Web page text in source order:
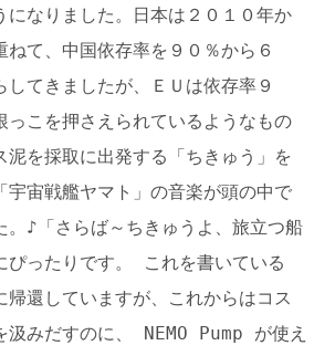
になりました。日本は２０１０年か
ねて、中国依存率を９０％から６
してきましたが、ＥＵは依存率９
っこを押さえられているようなもの
泥を採取に出発する「ちきゅう」を
宇宙戦艦ヤマト」の音楽が頭の中で
。♪「さらば～ちきゅうよ、旅立つ船
ぴったりです。 これを書いている
帰還していますが、これからはコス
汲みだすのに、 NEMO Pump が使え